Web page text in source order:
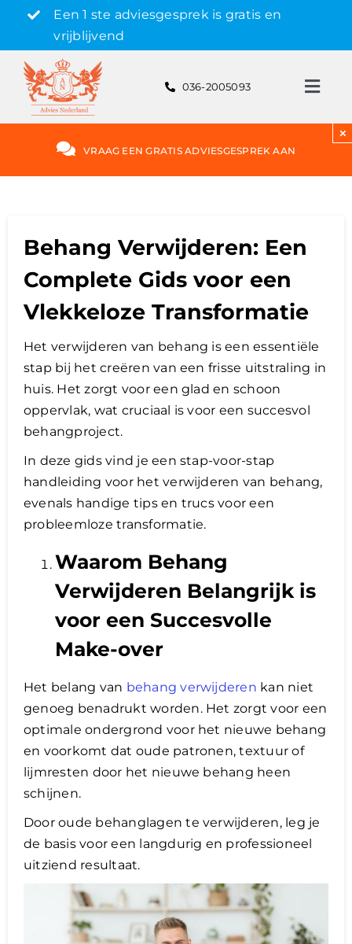
content
Een 1 ste adviesgesprek is gratis en
vrijblijvend
Hypotheek
Hypotheekvormen
Lening
Overwaarde
over advies nederland
036-2005093
VRAAG EEN GRATIS ADVIESGESPREK AAN
×
Behang Verwijderen: Een
Complete Gids voor een
Vlekkeloze Transformatie
Het verwijderen van behang is een essentiële
stap bij het creëren van een frisse uitstraling in
huis. Het zorgt voor een glad en schoon
oppervlak, wat cruciaal is voor een succesvol
behangproject.
In deze gids vind je een stap-voor-stap
handleiding voor het verwijderen van behang,
evenals handige tips en trucs voor een
probleemloze transformatie.
Waarom Behang
Verwijderen Belangrijk is
voor een Succesvolle
Make-over
Het belang van behang verwijderen kan niet
genoeg benadrukt worden. Het zorgt voor een
optimale ondergrond voor het nieuwe behang
en voorkomt dat oude patronen, textuur of
lijmresten door het nieuwe behang heen
schijnen.
Door oude behanglagen te verwijderen, leg je
de basis voor een langdurig en professioneel
uitziend resultaat.